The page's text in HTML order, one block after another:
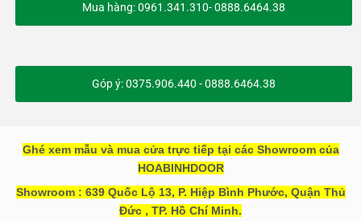
Mua hàng: 0961.341.310- 0888.6464.38
Góp ý: 0375.906.440 - 0888.6464.38
Ghé xem mẫu và mua cửa trực tiếp tại các Showroom của
HOABINHDOOR
Showroom : 639 Quốc Lộ 13, P. Hiệp Bình Phước, Quận Thủ
Đức , TP. Hồ Chí Minh.